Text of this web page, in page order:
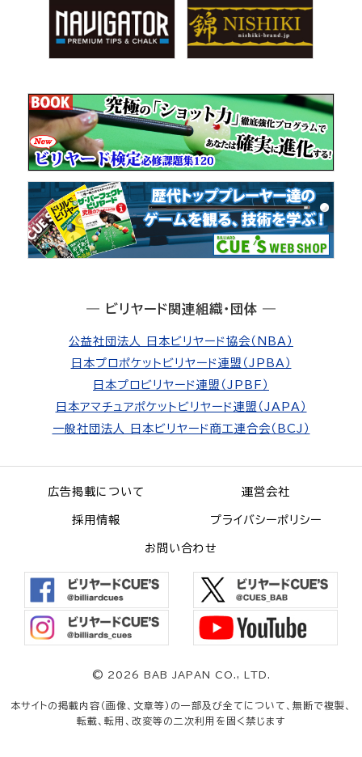
― ビリヤード関連組織・団体 ―
公益社団法人 日本ビリヤード協会（NBA）
日本プロポケットビリヤード連盟（JPBA）
日本プロビリヤード連盟（JPBF）
日本アマチュアポケットビリヤード連盟（JAPA）
一般社団法人 日本ビリヤード商工連合会（BCJ）
広告掲載について 運営会社
採用情報 プライバシーポリシー
お問い合わせ
© 2026 BAB JAPAN CO., LTD.
本サイトの掲載内容（画像、文章等）の一部及び全てについて、無断で複製、
転載、転用、改変等の二次利用を固く禁じます